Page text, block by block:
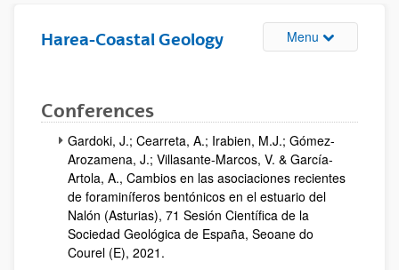
Harea-Coastal Geology Menu Toggle site
Conferences
Gardoki, J.; Cearreta, A.; Irabien, M.J.; Gómez-
Arozamena, J.; Villasante-Marcos, V. & García-
Artola, A., Cambios en las asociaciones recientes
de foraminíferos bentónicos en el estuario del
Nalón (Asturias), 71 Sesión Científica de la
Sociedad Geológica de España, Seoane do
Courel (E), 2021.